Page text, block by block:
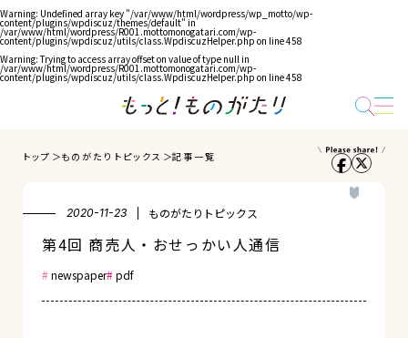
Warning: Undefined array key "/var/www/html/wordpress/wp_motto/wp-
content/plugins/wpdiscuz/themes/default" in
/var/www/html/wordpress/R001.mottomonogatari.com/wp-
content/plugins/wpdiscuz/utils/class.WpdiscuzHelper.php on line458
Warning: Trying to access array offset on value of type null in
/var/www/html/wordpress/R001.mottomonogatari.com/wp-
content/plugins/wpdiscuz/utils/class.WpdiscuzHelper.php on line458
トップ ものがたりトピックス 記事一覧
2020-11-23 ものがたりトピックス
第4回 商売人・おせっかい人通信
newspaper pdf